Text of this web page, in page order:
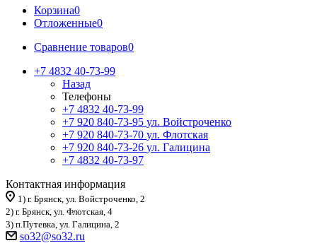
Корзина0
Отложенные0
Сравнение товаров0
+7 4832 40-73-99
Назад
Телефоны
+7 4832 40-73-99
+7 920 840-73-95 ул. Войстроченко
+7 920 840-73-70 ул. Флотская
+7 920 840-73-26 ул. Галицина
+7 4832 40-73-97
Контактная информация
1) г. Брянск, ул. Войстроченко, 2
2) г. Брянск, ул. Флотская, 4
3) п.Путевка, ул. Галицина, 2
so32@so32.ru